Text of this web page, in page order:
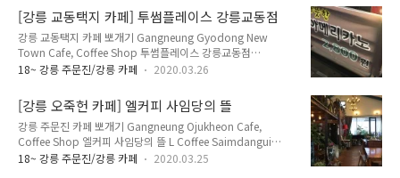
Gangwon-do 전화 Telephone : 033-641-9055 영업 시간
Opening Hours : 매일 Everyday 10:30~22:00 메뉴 및 가격
Menu with Prices : 아메리카노 Americano 4,000원 카페라떼
Cafe Latte 4,500원 카페모카 Cafe Mocha 5,000원 바닐라라
떼 Vanilla Latte 5,500원 아이스 Ice +500..
[강릉 교동택지 카페] 투썸플레이스 강릉교동점
강릉 교동택지 카페 뽀개기 Gangneung Gyodong New
Town Cafe, Coffee Shop 투썸플레이스 강릉교동점
Twosome Place Gangneung Gyodong Branch 주소
ro, Gangneung-si, Gangwon-do 전화 Telephone : 033-
655-2000 영업 시간 Opening Hours : 매일 Everyday
08:00~24:00 메뉴 및 가격 Menu with Prices : 아메리카노
Americano 2,800원 카페라떼 Cafe Latte 4,600원 카페모카
Cafe Mocha 5,100원 바닐라라떼 Vanilla Latte 5,100원 강릉
18~ 강릉 주문진/강릉 카페 2020.03.26
[강릉 오죽헌 카페] 엘커피 사임당의 뜰
강릉 주문진 카페 뽀개기 Gangneung Ojukheon Cafe,
Coffee Shop 엘커피 사임당의 뜰 L Coffee Saimdangui
Tteul 주소 Address : 강원도 강릉시 율곡로3139번길 16 (죽헌
18~ 강릉 주문진/강릉 카페 2020.03.25